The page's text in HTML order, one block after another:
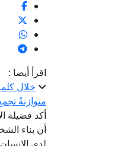
اقرأ أيضا :
خلال
متوازنةً
أكد فضيلة
أن بناء